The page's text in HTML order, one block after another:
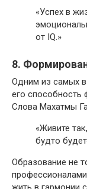
«Успех в
от IQ.»
8.
Одним из самых
его способность
Слова Махатмы
«Живите
будто
Образование не